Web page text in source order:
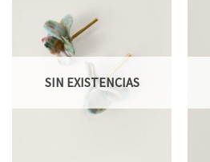
SIN EXISTENCIAS